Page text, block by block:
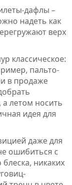
дафлы –
надеть как
верх
классическое:
пальто-
в продаже
летом носить
идея для
даже для
ошибиться с
блеска, никаких